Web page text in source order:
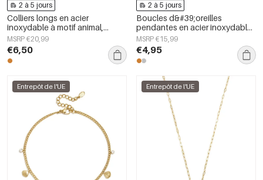
2 à 5 jours
Colliers longs en acier
inoxydable à motif animal,
bijoux décontractés pour
femmes au quotidien
MSRP €20,99
€6,50
2 à 5 jours
Boucles d&#39;oreilles
pendantes en acier inoxydable,
style serpent, collection Daily
Simple, bijoux pour femmes
MSRP €15,99
€4,95
Entrepôt de l'UE Entrepôt de l'UE